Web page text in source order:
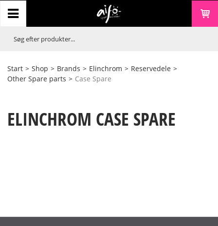
Start > Shop > Brands > Elinchrom > Reservedele >
Other Spare parts > Case Spare
ELINCHROM CASE SPARE